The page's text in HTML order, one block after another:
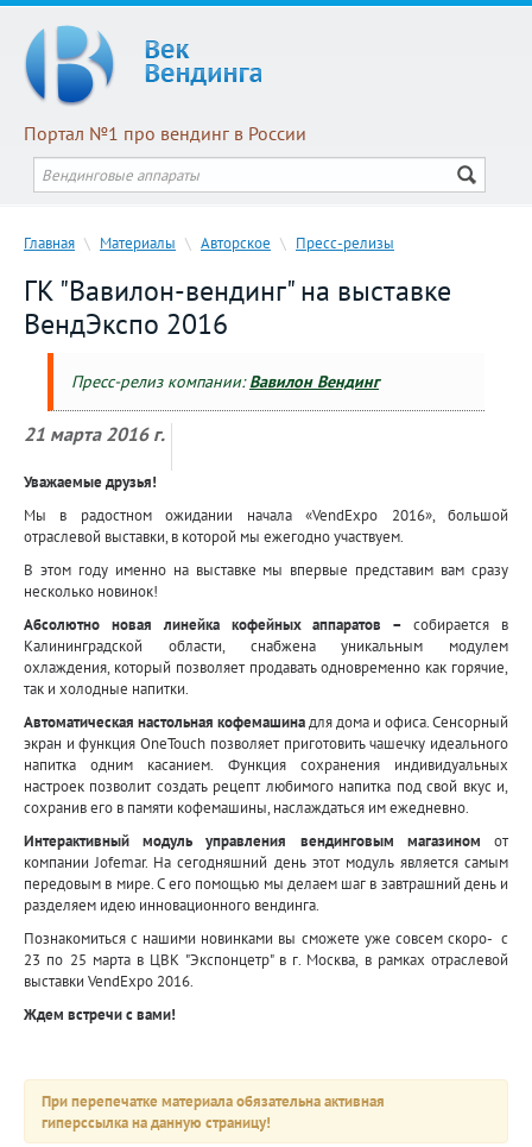
Портал №1 про вендинг в России
Главная \ Материалы \ Авторское \ Пресс-релизы
ГК "Вавилон-вендинг" на выставке
ВендЭкспо 2016
Пресс-релиз компании:Вавилон Вендинг
21 марта 2016 г.
Уважаемые друзья!
Мы в радостном ожидании начала «VendExpo 2016», большой
отраслевой выставки, в которой мы ежегодно участвуем.
В этом году именно на выставке мы впервые представим вам сразу
несколько новинок!
Абсолютно новая линейка кофейных аппаратов –собирается в
Калининградской области, снабжена уникальным модулем
охлаждения, который позволяет продавать одновременно как горячие,
так и холодные напитки.
Автоматическая настольная кофемашинадля дома и офиса. Сенсорный
экран и функция OneTouch позволяет приготовить чашечку идеального
напитка одним касанием. Функция сохранения индивидуальных
настроек позволит создать рецепт любимого напитка под свой вкус и,
сохранив его в памяти кофемашины, наслаждаться им ежедневно.
Интерактивный модуль управления вендинговым магазином от
компании Jofemar. На сегодняшний день этот модуль является самым
передовым в мире. С его помощью мы делаем шаг в завтрашний день и
разделяем идею инновационного вендинга.
Познакомиться с нашими новинками вы сможете уже совсем скоро- с
23 по 25 марта в ЦВК "Экспонцетр" в г. Москва, в рамках отраслевой
выставки VendExpo 2016.
Ждем встречи с вами!
При перепечатке материала обязательна активная
гиперссылка на данную страницу!